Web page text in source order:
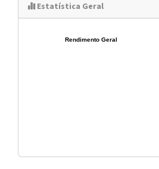
Estatística Geral
Rendimento Geral